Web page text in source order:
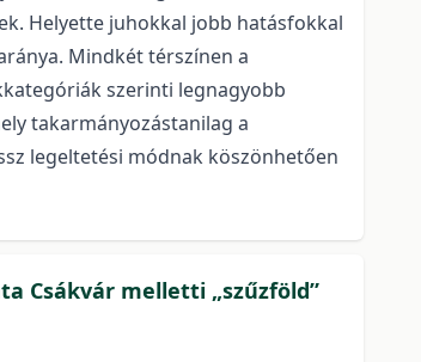
Helyette juhokkal jobb hatásfokkal
Mindkét térszínen a
szerinti legnagyobb
takarmányozástanilag a
legeltetési módnak köszönhetően
Csákvár melletti „szűzföld”